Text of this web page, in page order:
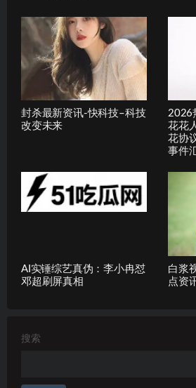
封杀最新资讯-快科技–科技
改变未来
2026
花花
花协
事件
AI实锤综艺真伪：李小冉怼
邓超刷屏真相
白浆
点资
搜索